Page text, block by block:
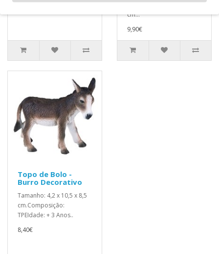
Técnica: 13,70 x 3,50 x 8,60
cm...
9,90€
Topo de Bolo -
Burro Decorativo
Tamanho: 4,2 x 10,5 x 8,5
cm.Composição:
TPEIdade: + 3 Anos..
8,40€